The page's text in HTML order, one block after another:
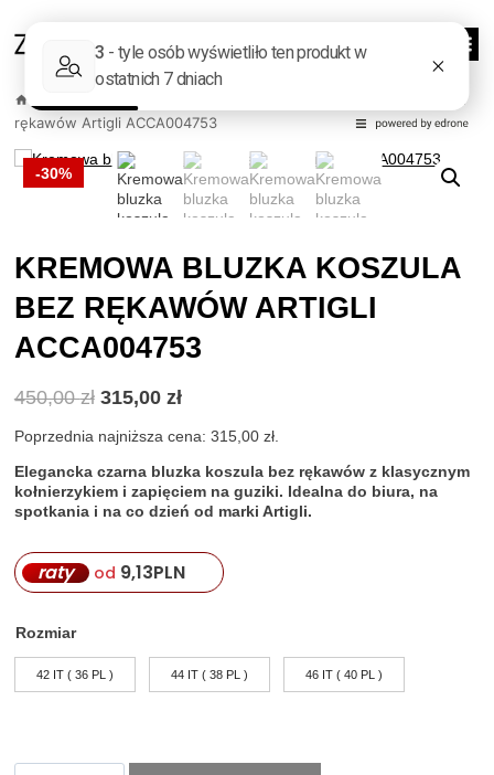
treści
rękawów Artigli ACCA004753
-30%
KREMOWA BLUZKA KOSZULA
BEZ RĘKAWÓW ARTIGLI
ACCA004753
450,00zł Pierwotna
wynosiła:
315,00 złAktualna
wynosi:
Poprzednia najniższa cena: 315,00 zł.
Elegancka czarna bluzka koszula bez rękawów z klasycznym
kołnierzykiem i zapięciem na guziki. Idealna do biura, na
spotkania i na co dzień od marki Artigli.
raty od 9,13PLN
Rozmiar
42 IT ( 36 PL ) 44 IT ( 38 PL ) 46 IT ( 40 PL )